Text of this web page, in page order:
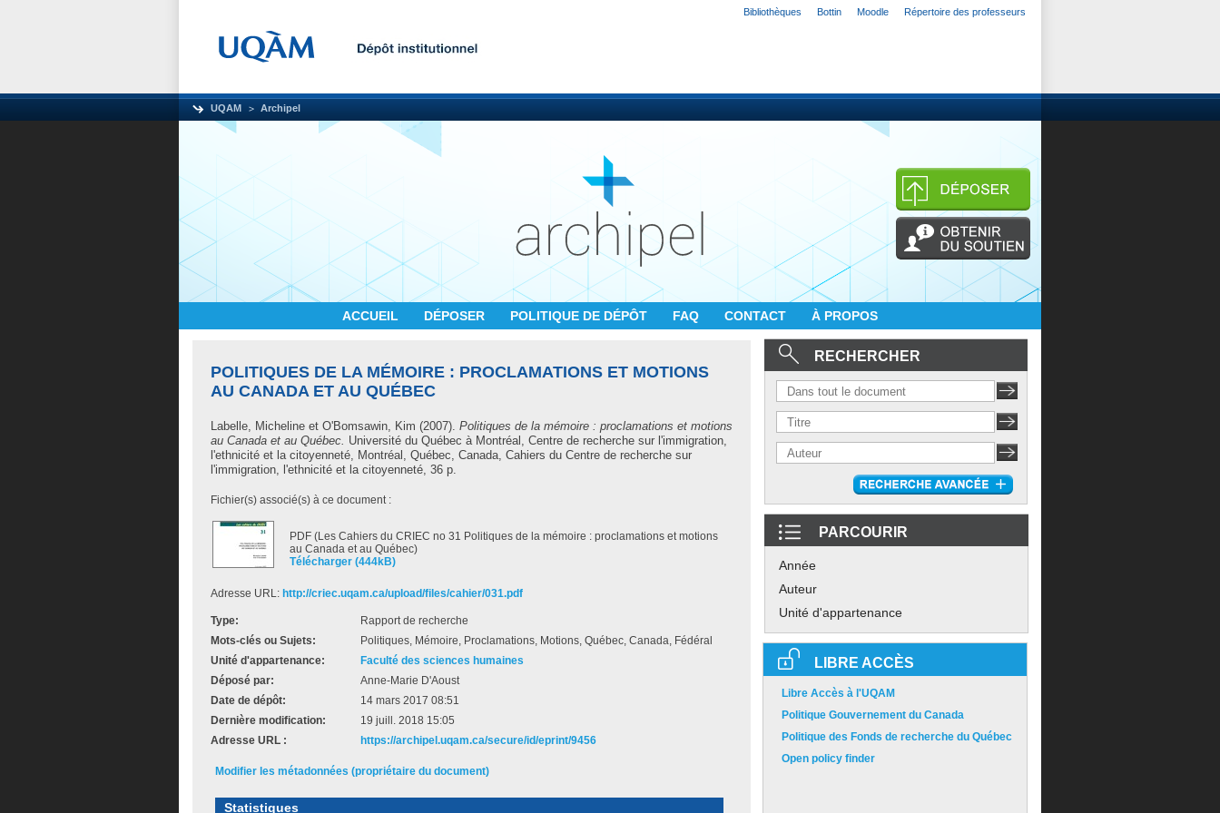
Bibliothèques Bottin Moodle Répertoire des professeurs
UQAM Archipel
ACCUEIL DÉPOSER POLITIQUE DE DÉPÔT FAQ CONTACT À PROPOS
POLITIQUES DE LA MÉMOIRE : PROCLAMATIONS ET MOTIONS
AU CANADA ET AU QUÉBEC
Labelle, Micheline et O'Bomsawin, Kim (2007). Politiques de la mémoire : proclamations et motions
au Canada et au Québec. Université du Québec à Montréal, Centre de recherche sur l'immigration,
l'ethnicité et la citoyenneté, Montréal, Québec, Canada, Cahiers du Centre de recherche sur
l'immigration, l'ethnicité et la citoyenneté, 36 p.
Fichier(s) associé(s) à ce document :
PDF (Les Cahiers du CRIEC no 31 Politiques de la mémoire : proclamations et motions
au Canada et au Québec)
Télécharger (444kB)
Adresse URL: http://criec.uqam.ca/upload/files/cahier/031.pdf
Type:
Rapport de recherche
Mots-clés ou Sujets:
Politiques, Mémoire, Proclamations, Motions, Québec, Canada, Fédéral
Unité d'appartenance:
Faculté des sciences humaines
Déposé par:
Anne-Marie D'Aoust
Date de dépôt:
14 mars 2017 08:51
Dernière modification:
19 juill. 2018 15:05
Adresse URL :
https://archipel.uqam.ca/secure/id/eprint/9456
Modifier les métadonnées (propriétaire du document)
Statistiques
RECHERCHER
PARCOURIR
Année
Auteur
Unité d'appartenance
LIBRE ACCÈS
Libre Accès à l'UQAM
Politique Gouvernement du Canada
Politique des Fonds de recherche du Québec
Open policy finder